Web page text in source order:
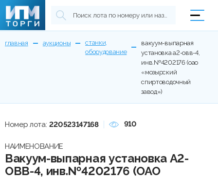
главная аукционы
станки,
оборудование
вакуум-выпарная
установка а2-овв-4,
инв.№4202176 (оао
«мозырский
спиртоводочный
завод»)
Номер лота: 220523147168 910
НАИМЕНОВАНИЕ
Вакуум-выпарная установка А2-
ОВВ-4, инв.№4202176 (ОАО